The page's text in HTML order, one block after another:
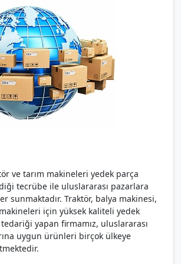
ve tarım makineleri yedek parça
tecrübe ile uluslararası pazarlara
sunmaktadır. Traktör, balya makinesi,
için yüksek kaliteli yedek
yapan firmamız, uluslararası
uygun ürünleri birçok ülkeye